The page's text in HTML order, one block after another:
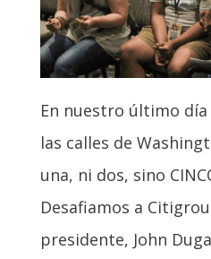
En nuestro último
las calles de
una, ni dos, sino
Desafiamos a
presidente, John